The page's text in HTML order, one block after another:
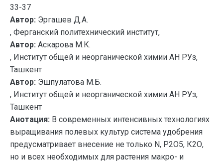
33-37
Автор: Эргашев Д.А.
, Ферганский политехнический институт,
Автор: Аскарова М.К.
, Институт общей и неорганической химии АН РУз,
Ташкент
Автор: Эшпулатова М.Б.
, Институт общей и неорганической химии АН РУз,
Ташкент
Анотация: В современных интенсивных технологиях
выращивания полевых культур система удобрения
предусматривает внесение не только N, Р2О5, К2О,
но и всех необходимых для растения макро- и